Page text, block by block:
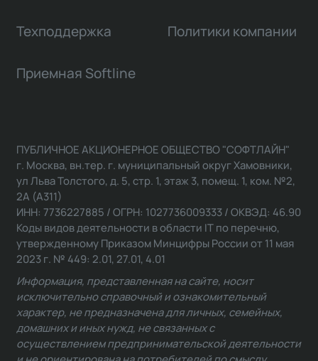
Техподдержка Политики компании
Приемная Softline
ПУБЛИЧНОЕ АКЦИОНЕРНОЕ ОБЩЕСТВО "СОФТЛАЙН"
г. Москва, вн.тер. г. муниципальный округ Хамовники,
ул Льва Толстого, д. 5, стр. 1, этаж 3, помещ. 1, ком. №2,
2А (А311)
ИНН: 7736227885 / ОГРН: 1027736009333 / ОКВЭД: 46.90
Коды видов деятельности в области IT по перечню,
утвержденному Приказом Минцифры России от 11 мая
2023 г. № 449: 2.01, 27.01, 4.01
Информация, представленная на сайте, носит
исключительно справочный и ознакомительный
характер, не предназначена для личных, семейных,
домашних и иных нужд, не связанных с
осуществлением предпринимательской деятельности